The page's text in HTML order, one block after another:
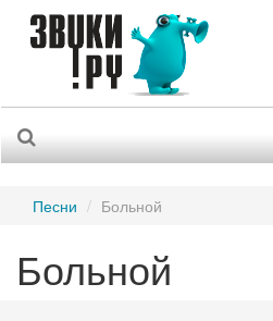
Песни Больной
Больной